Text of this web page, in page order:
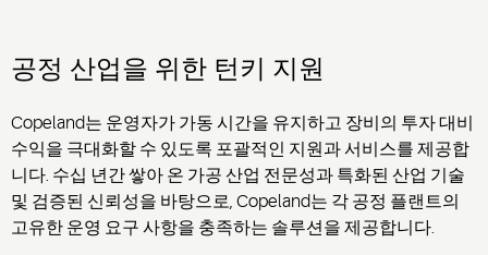
공정 산업을 위한 턴키 지원
Copeland는 운영자가 가동 시간을 유지하고 장비의 투자 대비
수익을 극대화할 수 있도록 포괄적인 지원과 서비스를 제공합
니다. 수십 년간 쌓아 온 가공 산업 전문성과 특화된 산업 기술
및 검증된 신뢰성을 바탕으로, Copeland는 각 공정 플랜트의
고유한 운영 요구 사항을 충족하는 솔루션을 제공합니다.